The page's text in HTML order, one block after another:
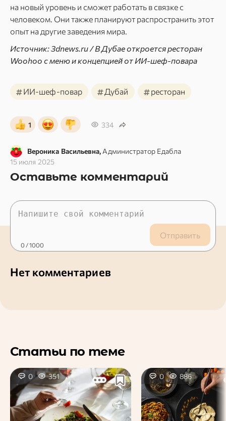
на новый уровень и сможет работать в связке с
человеком. Они также планируют распространить этот
опыт на другие заведения мира.
Источник: 3dnews.ru / В Дубае откроется ресторан
Woohoo с меню и концепцией от ИИ-шеф-повара
#ИИ-шеф-повар #Дубай #ресторан
1 334
Вероника Васильевна, Администратор Едабла
15 июля 2025
Оставьте комментарий
Отправить
0 / 1000
Нет комментариев
Статьи по теме
0 351 0 886